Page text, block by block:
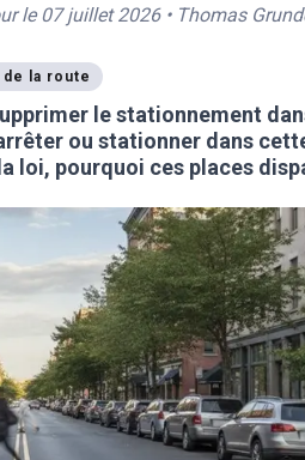
le 07 juillet 2026• Thomas
de la route
le stationnement
ou stationner dans
loi, pourquoi ces places